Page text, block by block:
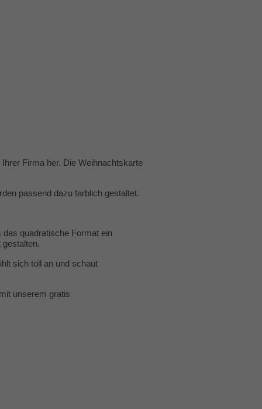
Firma her. Die Weihnachtskarte
passend dazu farblich gestaltet.
quadratische Format ein
sich toll an und schaut
unserem gratis